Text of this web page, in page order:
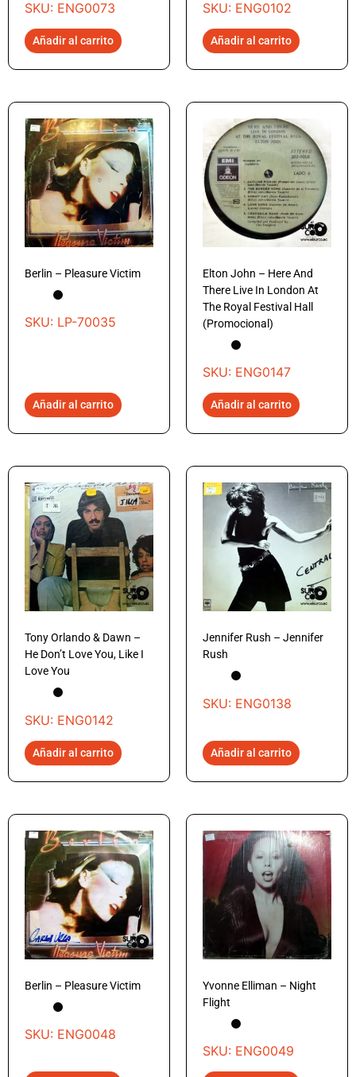
SKU: ENG0073
Añadir al carrito
SKU: ENG0102
Añadir al carrito
Berlin – Pleasure Victim
SKU: LP-70035
Añadir al carrito
Elton John – Here And
There Live In London At
The Royal Festival Hall
(Promocional)
SKU: ENG0147
Añadir al carrito
Tony Orlando & Dawn –
He Don’t Love You, Like I
Love You
SKU: ENG0142
Añadir al carrito
Jennifer Rush – Jennifer
Rush
SKU: ENG0138
Añadir al carrito
Berlin – Pleasure Victim
SKU: ENG0048
Yvonne Elliman – Night
Flight
SKU: ENG0049